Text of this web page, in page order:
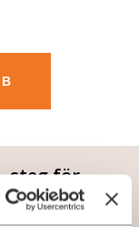
steg för